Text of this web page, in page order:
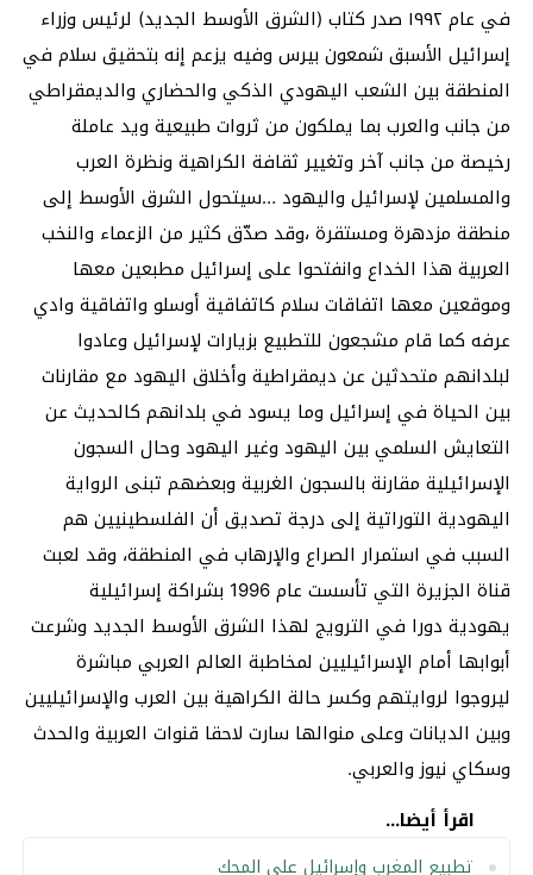
في عام ١٩٩٢ صدر كتاب (الشرق الأوسط الجديد) لرئيس وزراء
إسرائيل الأسبق شمعون بيرس وفيه يزعم إنه بتحقيق سلام في
المنطقة بين الشعب اليهودي الذكي والحضاري والديمقراطي
من جانب والعرب بما يملكون من ثروات طبيعية ويد عاملة
رخيصة من جانب آخر وتغيير ثقافة الكراهية ونظرة العرب
والمسلمين لإسرائيل واليهود …سيتحول الشرق الأوسط إلى
منطقة مزدهرة ومستقرة ،وقد صدّق كثير من الزعماء والنخب
العربية هذا الخداع وانفتحوا على إسرائيل مطبعين معها
وموقعين معها اتفاقات سلام كاتفاقية أوسلو واتفاقية وادي
عرفه كما قام مشجعون للتطبيع بزيارات لإسرائيل وعادوا
لبلدانهم متحدثين عن ديمقراطية وأخلاق اليهود مع مقارنات
بين الحياة في إسرائيل وما يسود في بلدانهم كالحديث عن
التعايش السلمي بين اليهود وغير اليهود وحال السجون
الإسرائيلية مقارنة بالسجون الغربية وبعضهم تبنى الرواية
اليهودية التوراتية إلى درجة تصديق أن الفلسطينيين هم
السبب في استمرار الصراع والإرهاب في المنطقة، وقد لعبت
قناة الجزيرة التي تأسست عام 1996 بشراكة إسرائيلية
يهودية دورا في الترويج لهذا الشرق الأوسط الجديد وشرعت
أبوابها أمام الإسرائيليين لمخاطبة العالم العربي مباشرة
ليروجوا لروايتهم وكسر حالة الكراهية بين العرب والإسرائيليين
وبين الديانات وعلى منوالها سارت لاحقا قنوات العربية والحدث
وسكاي نيوز والعربي.
اقرأ أيضا...
تطبيع المغرب وإسرائيل على المحك